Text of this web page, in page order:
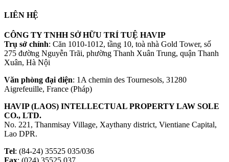
LIÊN HỆ
CÔNG TY TNHH SỞ HỮU TRÍ TUỆ HAVIP
Trụ sở chính: Căn 1010-1012, tầng 10, toà nhà Gold Tower, số
275 đường Nguyễn Trãi, phường Thanh Xuân Trung, quận Thanh
Xuân, Hà Nội
Văn phòng đại diện: 1A chemin des Tournesols, 31280
Aigrefeuille, France (Pháp)
HAVIP (LAOS) INTELLECTUAL PROPERTY LAW SOLE
CO., LTD.
No. 221, Thanmisay Village, Xaythany district, Vientiane Capital,
Lao DPR.
Tel: (84-24) 35525 035/036
Fax: (024) 35525 037